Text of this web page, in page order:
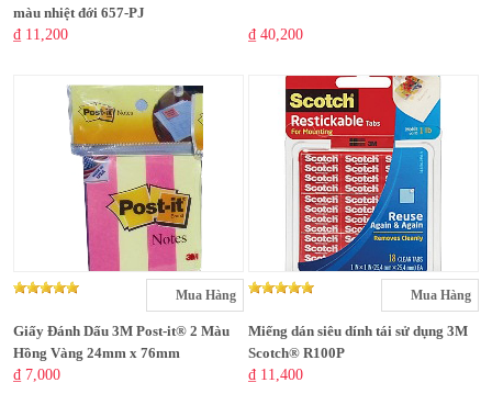
màu nhiệt đới 657-PJ
₫ 11,200
₫ 40,200
Mua Hàng
Giấy Đánh Dấu 3M Post-it® 2 Màu
Hồng Vàng 24mm x 76mm
₫ 7,000
Mua Hàng
Miếng dán siêu dính tái sử dụng 3M
Scotch® R100P
₫ 11,400